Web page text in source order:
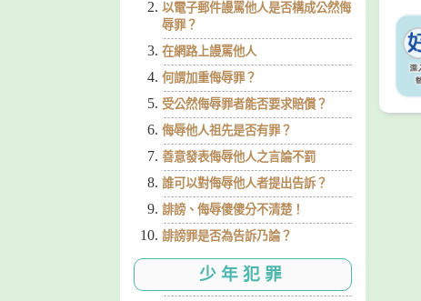
以電子郵件謾罵他人是否構成公然侮
辱罪？
在網路上謾罵他人
何謂加重侮辱罪？
受公然侮辱罪者能否要求賠償？
侮辱他人祖先是否有罪？
善意發表侮辱他人之言論不罰
誰可以對侮辱他人者提出告訴？
誹謗、侮辱傻傻分不清楚！
誹謗罪是否為告訴乃論？
少年犯罪